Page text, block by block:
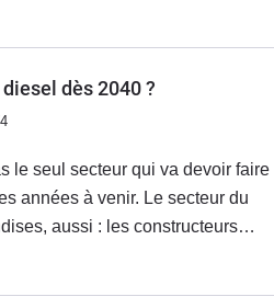
dès 2040 ?
le seul secteur qui va devoir faire
années à venir. Le secteur du
aussi : les constructeurs